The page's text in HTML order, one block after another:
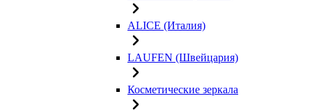
ALICE (Италия)
LAUFEN (Швейцария)
Косметические зеркала